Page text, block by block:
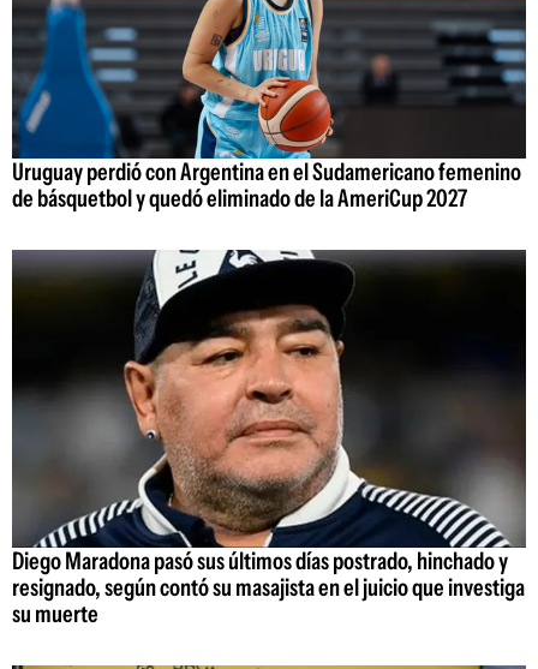
Uruguay perdió con Argentina en el Sudamericano femenino
de básquetbol y quedó eliminado de la AmeriCup 2027
Diego Maradona pasó sus últimos días postrado, hinchado y
resignado, según contó su masajista en el juicio que investiga
su muerte